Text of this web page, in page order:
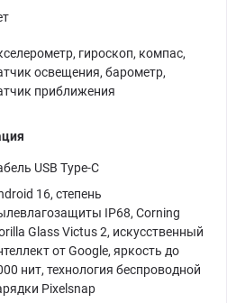
гироскоп, компас,
освещения, барометр,
приближения
USB Type-C
16, степень
IP68, Corning
Glass Victus 2, искусственный
от Google, яркость до
нит, технология беспроводной
Pixelsnap